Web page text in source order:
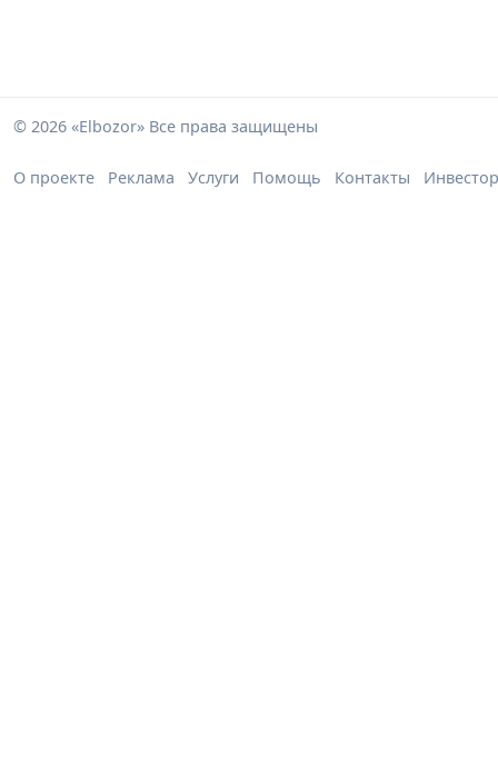
© 2026 «Elbozor» Все права защищены
О проекте Реклама Услуги Помощь Контакты